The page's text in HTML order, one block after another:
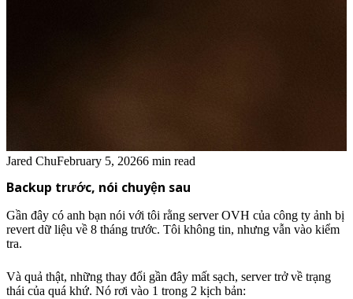
Jared ChuFebruary 5, 20266 min read
Backup trước, nói chuyện sau
Gần đây có anh bạn nói với tôi rằng server OVH của công ty ảnh bị
revert dữ liệu về 8 tháng trước. Tôi không tin, nhưng vẫn vào kiểm
tra.
Và quả thật, những thay đổi gần đây mất sạch, server trở về trạng
thái của quá khứ. Nó rơi vào 1 trong 2 kịch bản: